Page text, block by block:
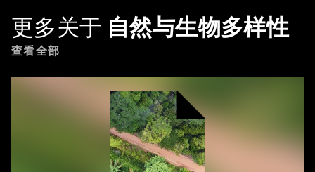
更多关于 自然与生物多样性
查看全部